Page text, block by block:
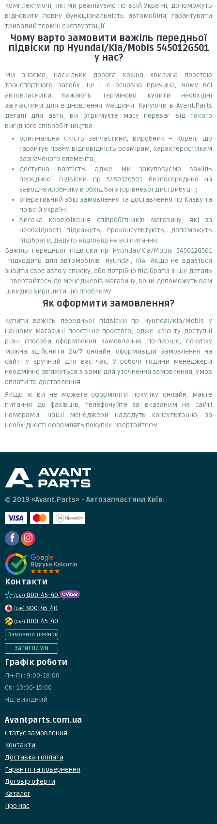
комплектуючі, які ми реалізуємо по всій Україні, допоможуть
відновити повну функціональність автомобіля, гарантувати
тривалий термін експлуатації.
Чому варто замовити важіль передньої
підвіски пр Hyundai/Kia/Mobis 545012G501
у нас?
Ми знаємо, наскільки дорога кожна хвилина простою
транспортного засобу. Це і є основна причина, чому всі
автовласники бажають терміново купити необхідні
запчастини для відновлення машини. Купуючи в Avant.Parts
деталі для авто, ви отримуєте масу переваг від такого
вигідного співробітництва:
оригінальна якість запчастини, виробник – Корея, що
гарантує повну відповідність розмірам, характеристикам
зазначеного елемента;
доступна вартість, адже ми закуповуємо важіль
передньої підвіски пр 545012G501 безпосередньо на
заводі-виробнику в обхід багаторівневої дистрибуції;
оперативний збір замовлення та доставлення по Києву та
по всій Україні;
висока кваліфікація співробітників магазину, які за
необхідності підкажуть, проконсультують, допоможуть
підібрати, дадуть відповіді на всі питання.
Важіль передньої підвіски пр Hyundai/Kia/Mobis 545012G501
підходить для автомобілів: Hyundai, KIA. Якщо не вдається
знайти своє авто у списку, або потрібно підібрати іншу деталь
– звертайтесь до менеджерів магазину, вони допоможуть вам
швидко вирішити цю проблему.
Як оформити замовлення?
Купити важіль передньої підвіски пр Hyundai/Kia/Mobis у
нашому магазині простіше простого, адже клієнту доступні
різні способи оформлення замовлення. По-перше, покупку
можна здійснити 24/7 онлайн, оформивши замовлення на
сайті у зручний для вас час. У робочі години менеджери
неодмінно зв'яжуться з вами для уточнення замовлення, умов
оплати та доставлення.
Якщо ж ви не можете оформляти покупку онлайн, маєте
питання до фахівців, телефонуйте за вказаним на сайті
номерами. Наші менеджери нададуть консультацію, за
необхідності оформлять покупку. Звертайтесь!
© 2019 «Avant.Parts» - Автозапчастини Київ.
Контакти
(067) 800-45-40
(095) 800-45-40
(063) 800-45-40
Замовити дзвінок
Запит по VIN
Графік роботи
Пн-Пт: 9:00-18:00
Сб: 10:00-15:00
Нд: вихідний
Avantparts.com.ua
Статус замовлення
Контакти
Доставка і оплата
Гарантії та повернення
Договір оферти
Каталог
Про нас